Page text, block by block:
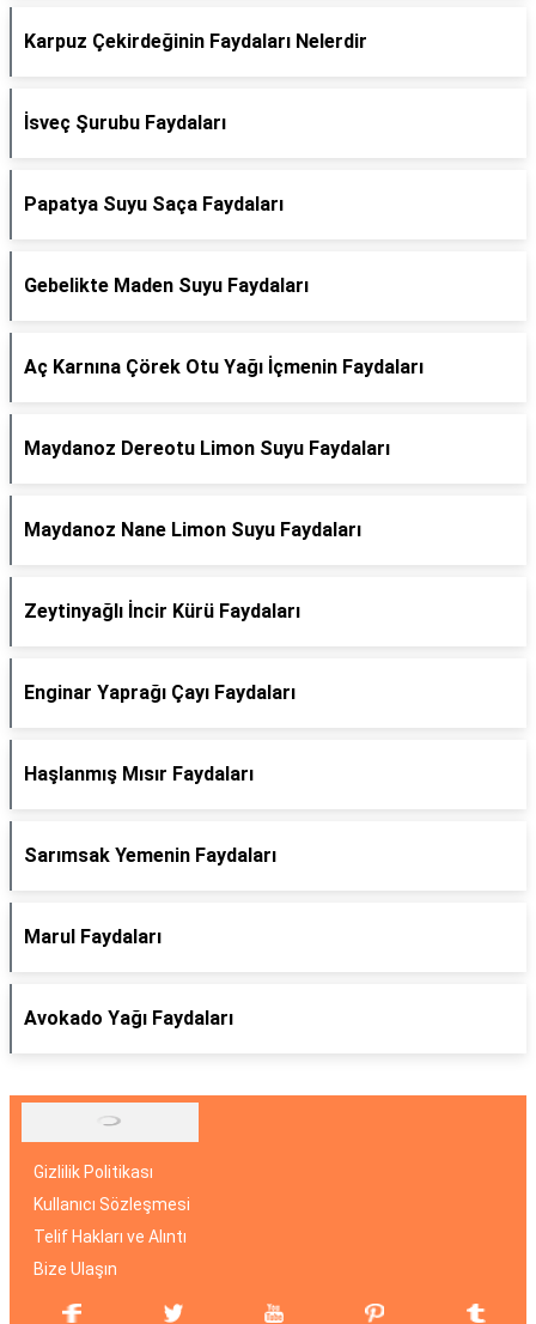
Karpuz Çekirdeğinin Faydaları Nelerdir
İsveç Şurubu Faydaları
Papatya Suyu Saça Faydaları
Gebelikte Maden Suyu Faydaları
Aç Karnına Çörek Otu Yağı İçmenin Faydaları
Maydanoz Dereotu Limon Suyu Faydaları
Maydanoz Nane Limon Suyu Faydaları
Zeytinyağlı İncir Kürü Faydaları
Enginar Yaprağı Çayı Faydaları
Haşlanmış Mısır Faydaları
Sarımsak Yemenin Faydaları
Marul Faydaları
Avokado Yağı Faydaları
Gizlilik Politikası
Kullanıcı Sözleşmesi
Telif Hakları ve Alıntı
Bize Ulaşın